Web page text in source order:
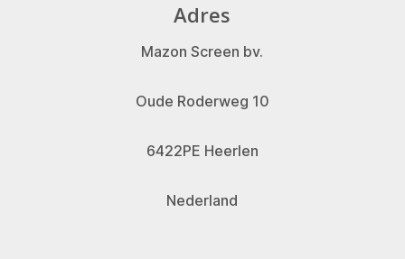
Adres
Mazon Screen bv.
Oude Roderweg 10
6422PE Heerlen
Nederland